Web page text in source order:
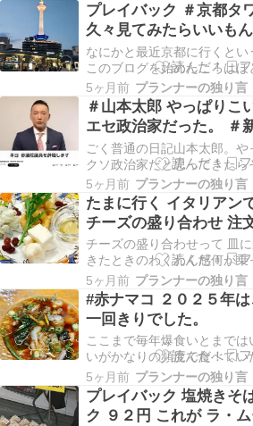
プレイバック ＃京都タ
久々見てみたらいいも
#ファインダー越しの私
界
なにかと最近京都に行くとい
このブログを始めたころはほ
京都が仕事場だったので京都
来事が中心だった１０年を超
た京都に来るようになったた
る京都タワーーいいもんだ！
5ヶ月前 プランナーの独り言
＃山本太郎 やっぱりこ
エセ政治家だった。 ＃
の名が廃れるから党名
と言いたい。
ごく普通の日記山本太郎。や
クソ政治家だと思ってきたら
りだったわ病気を理由に政治
からいったん消えようとした
も怪しい。Previous1枚目／9
Nextれいわ山本太郎代表はサ
ン帰りにスピード違反をオー
検知されるも「秘書に対応を
け3カ月放置…
5ヶ月前 プランナーの独り言
たまに行く イタリアン
チーズの盛り合わせ 注
とこうなる。
チーズの盛り合わせって 皿
きたときのわくわく感何が乗
るんやろ？ あのチーズ入って
な？って思うんやけどここは
た瞬間 おっ！！と思うのはチ
方ではなく皿の方目立ちすぎ
ん‼ サラ！ってなる。チーズ
プで撮ってもこうなる。皿
ん！！世界三大ブ…
5ヶ月前 プランナーの独り言
#赤ナマコ ２０２５年
一回きりでした。
ここまで毎年爆食いとまでは
いがかなりの頻度で食べてい
マコそれが２０２５年はこの
りだったような気がする。そ
れも定番のお店尼寿すしさん
ー暇がないと食べる機会が減
5ヶ月前 プランナーの独り言
プレイバック 塩焼きそ
ク ９２円 これが ラ・